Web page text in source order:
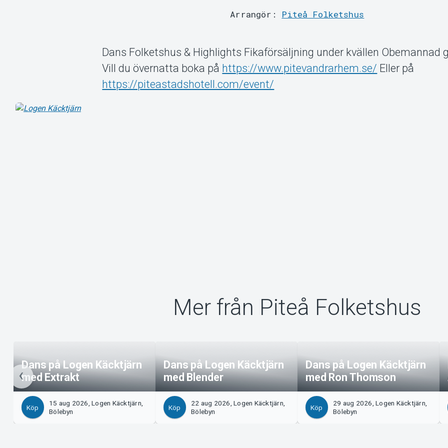
Arrangör: Piteå Folketshus
Dans Folketshus & Highlights Fikaförsäljning under kvällen Obemannad
Vill du övernatta boka på https://www.pitevandrarhem.se/ Eller på
https://piteastadshotell.com/event/
Mer från Piteå Folketshus
Dans på Logen Käcktjärn
med Extrakt
Köp
15 aug 2026, Logen Käcktjärn,
Bölebyn
Dans på Logen Käcktjärn
med Blender
Köp
22 aug 2026, Logen Käcktjärn,
Bölebyn
Dans på Logen Käcktjärn
med Ron Thomson
Köp
29 aug 2026, Logen Käcktjärn,
Bölebyn